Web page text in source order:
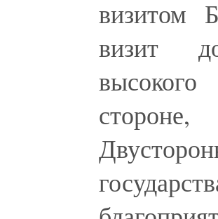
визитом
визит